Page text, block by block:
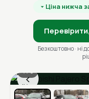
Ціна нижча
Безкоштовно · ні
‹
1 / 6
Ціна в місяць